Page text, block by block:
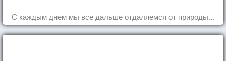
С каждым днем мы все дальше отдаляемся от природы...